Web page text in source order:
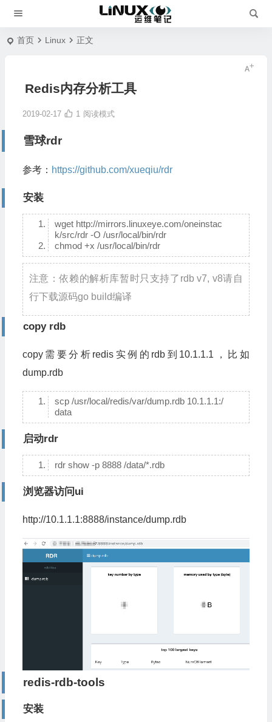
首页 Linux 正文
Redis内存分析工具
2019-02-17 1 阅读模式
雪球rdr
参考： https://github.com/xueqiu/rdr
安装
wget http://mirrors.linuxeye.com/oneinstac
k/src/rdr -O /usr/local/bin/rdr
chmod +x /usr/local/bin/rdr
注意：依赖的解析库暂时只支持了rdb v7, v8请自
行下载源码go build编译
copy rdb
copy需要分析redis实例的rdb到10.1.1.1，比如
dump.rdb
scp /usr/local/redis/var/dump.rdb 10.1.1.1:/
data
启动rdr
rdr show -p 8888 /data/*.rdb
浏览器访问ui
http://10.1.1.1:8888/instance/dump.rdb
redis-rdb-tools
安装